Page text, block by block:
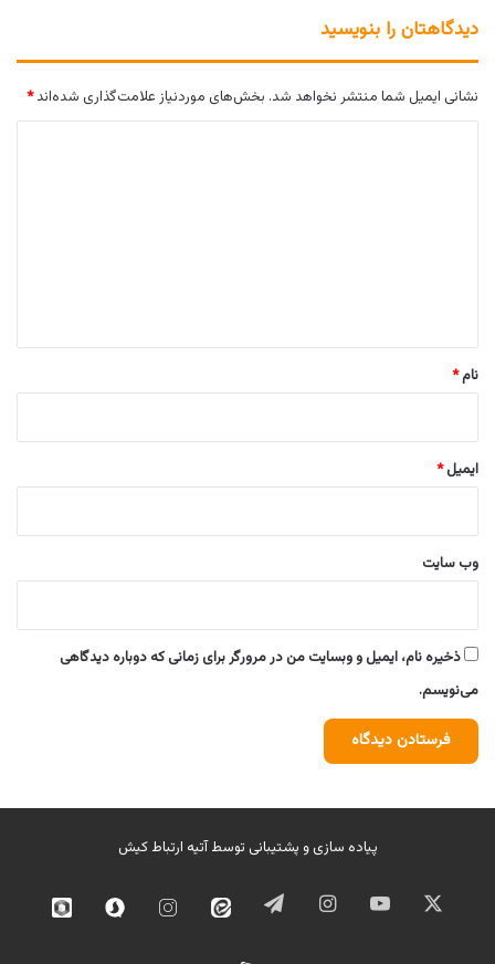
دیدگاهتان را بنویسید
نشانی ایمیل شما منتشر نخواهد شد. بخش‌های موردنیاز علامت‌گذاری شده‌اند*
نام*
ایمیل*
وب‌ سایت
ذخیره نام، ایمیل و وبسایت من در مرورگر برای زمانی که دوباره دیدگاهی
می‌نویسم.
پیاده سازی و پشتیبانی توسطآتیه ارتباط کیش
ایکس یوتیوب اینستاگرامتلگرام ایتا
اینستاگرامسروش